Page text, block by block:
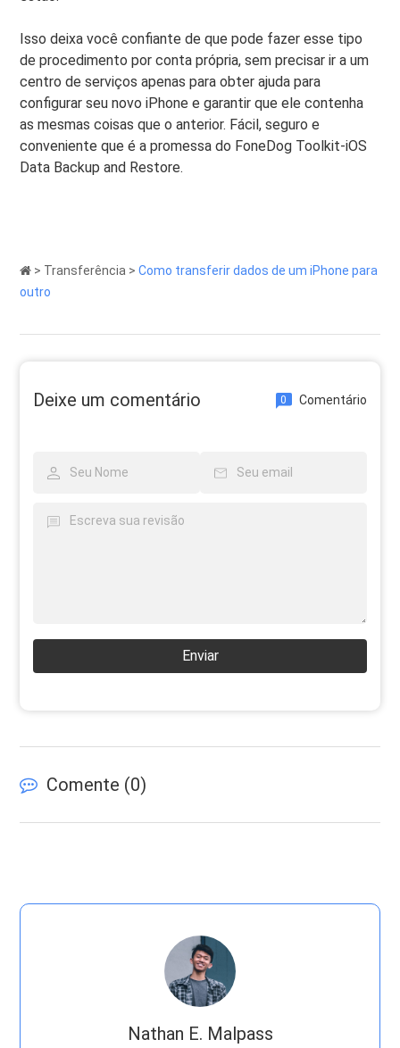
Isso deixa você confiante de que pode fazer esse tipo
de procedimento por conta própria, sem precisar ir a um
centro de serviços apenas para obter ajuda para
configurar seu novo iPhone e garantir que ele contenha
as mesmas coisas que o anterior. Fácil, seguro e
conveniente que é a promessa do FoneDog Toolkit-iOS
Data Backup and Restore.
> Transferência >Como transferir dados de um iPhone para
outro
Deixe um comentário 0 Comentário
Enviar
Comente (0)
Nathan E. Malpass